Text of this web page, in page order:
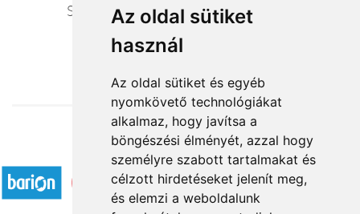
Az oldal sütiket
használ
Az oldal sütiket és egyéb
nyomkövető technológiákat
alkalmaz, hogy javítsa a
böngészési élményét, azzal hogy
személyre szabott tartalmakat és
célzott hirdetéseket jelenít meg,
és elemzi a weboldalunk
Sárga örök csokor- NEM ÉLŐ VIRÁG
11 520 Ft-tól
Elfogadott fizetési módok